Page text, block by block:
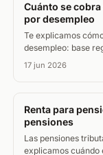
Cuánto se
por desempleo
Te explicamos
desempleo: base
cuánto dura el paro
17 jun 2026
Renta para
pensiones
Las pensiones
explicamos cuándo